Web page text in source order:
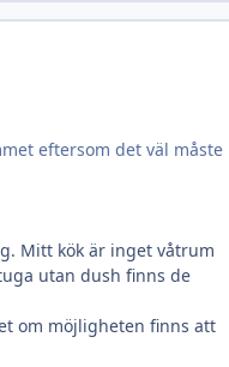
eftersom det väl måste
Mitt kök är inget våtrum
utan dush finns de
om möjligheten finns att